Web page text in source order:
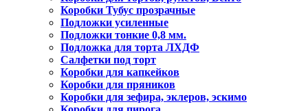
Коробки Тубус прозрачные
Подложки усиленные
Подложки тонкие 0,8 мм.
Подложка для торта ЛХДФ
Салфетки под торт
Коробки для капкейков
Коробки для пряников
Коробки для зефира, эклеров, эскимо